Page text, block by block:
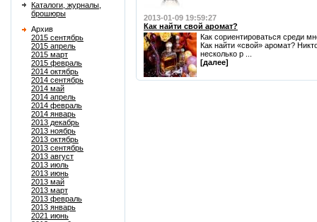
Каталоги, журналы,
брошюры
Архив
2015 сентябрь
2015 апрель
2015 март
2015 февраль
2014 октябрь
2014 сентябрь
2014 май
2014 апрель
2014 февраль
2014 январь
2013 декабрь
2013 ноябрь
2013 октябрь
2013 сентябрь
2013 август
2013 июль
2013 июнь
2013 май
2013 март
2013 февраль
2013 январь
2021 июнь
2013-01-09 19:59:27
Как найти свой аромат?
Как сориентироваться среди
Как найти «свой» аромат?
несколько р ...
[далее]